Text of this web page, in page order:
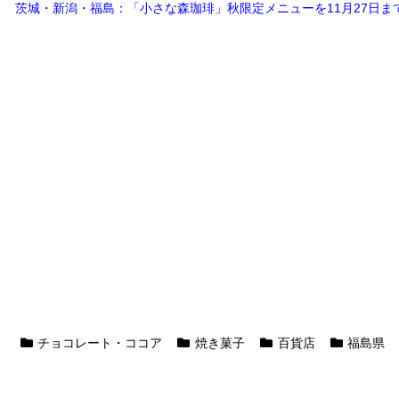
茨城・新潟・福島：「小さな森珈琲」秋限定メニューを11月27日ま
チョコレート・ココア 焼き菓子 百貨店 福島県